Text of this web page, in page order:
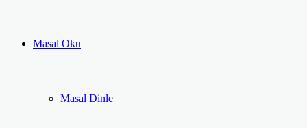
Masal Oku
Masal Dinle